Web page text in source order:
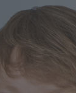
Archiv